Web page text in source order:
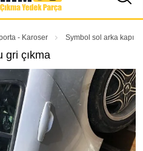
- Karoser Symbol sol arka kapı
gri çıkma